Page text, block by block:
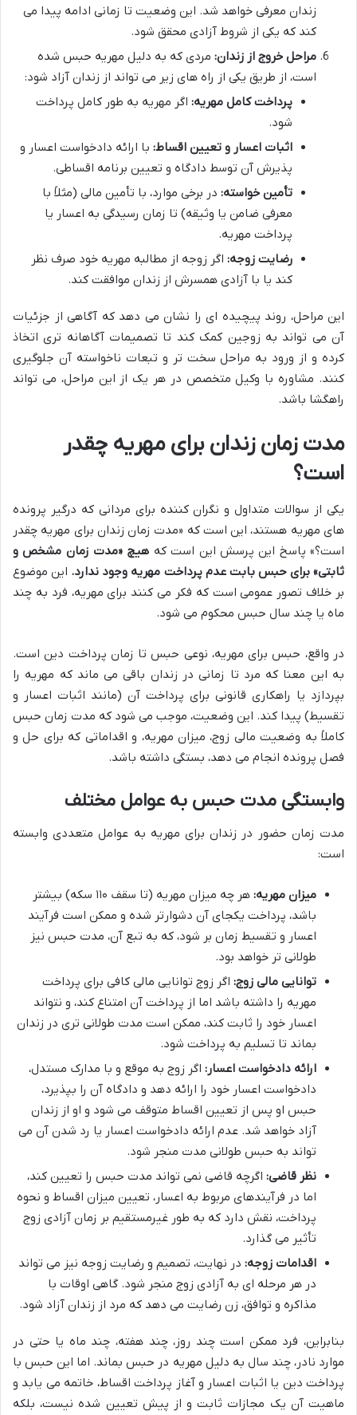
زندان معرفی خواهد شد. این وضعیت تا زمانی ادامه پیدا می
کند که یکی از شروط آزادی محقق شود.
مراحل خروج از زندان: مردی که به دلیل مهریه حبس شده
است، از طریق یکی از راه های زیر می تواند از زندان آزاد شود:
پرداخت کامل مهریه: اگر مهریه به طور کامل پرداخت
شود.
اثبات اعسار و تعیین اقساط: با ارائه دادخواست اعسار و
پذیرش آن توسط دادگاه و تعیین برنامه اقساطی.
تأمین خواسته: در برخی موارد، با تأمین مالی (مثلاً با
معرفی ضامن یا وثیقه) تا زمان رسیدگی به اعسار یا
پرداخت مهریه.
رضایت زوجه: اگر زوجه از مطالبه مهریه خود صرف نظر
کند یا با آزادی همسرش از زندان موافقت کند.
این مراحل، روند پیچیده ای را نشان می دهد که آگاهی از جزئیات
آن می تواند به زوجین کمک کند تا تصمیمات آگاهانه تری اتخاذ
کرده و از ورود به مراحل سخت تر و تبعات ناخواسته آن جلوگیری
کنند. مشاوره با وکیل متخصص در هر یک از این مراحل، می تواند
راهگشا باشد.
مدت زمان زندان برای مهریه چقدر
است؟
یکی از سوالات متداول و نگران کننده برای مردانی که درگیر پرونده
های مهریه هستند، این است که «مدت زمان زندان برای مهریه چقدر
است؟» پاسخ این پرسش این است که هیچ «مدت زمان مشخص و
ثابتی» برای حبس بابت عدم پرداخت مهریه وجود ندارد. این موضوع
بر خلاف تصور عمومی است که فکر می کنند برای مهریه، فرد به چند
ماه یا چند سال حبس محکوم می شود.
در واقع، حبس برای مهریه، نوعی حبس تا زمان پرداخت دین است.
به این معنا که مرد تا زمانی در زندان باقی می ماند که مهریه را
بپردازد یا راهکاری قانونی برای پرداخت آن (مانند اثبات اعسار و
تقسیط) پیدا کند. این وضعیت، موجب می شود که مدت زمان حبس
کاملاً به وضعیت مالی زوج، میزان مهریه، و اقداماتی که برای حل و
فصل پرونده انجام می دهد، بستگی داشته باشد.
وابستگی مدت حبس به عوامل مختلف
مدت زمان حضور در زندان برای مهریه به عوامل متعددی وابسته
است:
میزان مهریه:
هر چه میزان مهریه (تا سقف ۱۱۰ سکه) بیشتر
باشد، پرداخت یکجای آن دشوارتر شده و ممکن است فرآیند
اعسار و تقسیط زمان بر شود، که به تبع آن، مدت حبس نیز
طولانی تر خواهد بود.
توانایی مالی زوج: اگر زوج توانایی مالی کافی برای پرداخت
مهریه را داشته باشد اما از پرداخت آن امتناع کند، و نتواند
اعسار خود را ثابت کند، ممکن است مدت طولانی تری در زندان
بماند تا تسلیم به پرداخت شود.
ارائه دادخواست اعسار: اگر زوج به موقع و با مدارک مستدل،
دادخواست اعسار خود را ارائه دهد و دادگاه آن را بپذیرد،
حبس او پس از تعیین اقساط متوقف می شود و او از زندان
آزاد خواهد شد. عدم ارائه دادخواست اعسار یا رد شدن آن می
تواند به حبس طولانی مدت منجر شود.
نظر قاضی: اگرچه قاضی نمی تواند مدت حبس را تعیین کند،
اما در فرآیندهای مربوط به اعسار، تعیین میزان اقساط و نحوه
پرداخت، نقش دارد که به طور غیرمستقیم بر زمان آزادی زوج
تأثیر می گذارد.
اقدامات زوجه: در نهایت، تصمیم و رضایت زوجه نیز می تواند
در هر مرحله ای به آزادی زوج منجر شود. گاهی اوقات با
مذاکره و توافق، زن رضایت می دهد که مرد از زندان آزاد شود.
بنابراین، فرد ممکن است چند روز، چند هفته، چند ماه یا حتی در
موارد نادر، چند سال به دلیل مهریه در حبس بماند. اما این حبس با
پرداخت دین یا اثبات اعسار و آغاز پرداخت اقساط، خاتمه می یابد و
ماهیت آن یک مجازات ثابت و از پیش تعیین شده نیست، بلکه